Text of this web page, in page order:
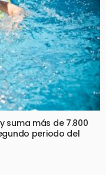
suma más de 7.800
periodo del